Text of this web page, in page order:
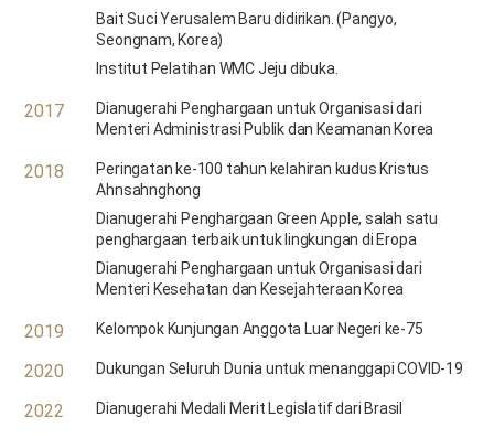
Bait Suci Yerusalem Baru didirikan. (Pangyo,
Seongnam, Korea)
Institut Pelatihan WMC Jeju dibuka.
2017
Dianugerahi Penghargaan untuk Organisasi dari
Menteri Administrasi Publik dan Keamanan Korea
2018
Peringatan ke-100 tahun kelahiran kudus Kristus
Ahnsahnghong
Dianugerahi Penghargaan Green Apple, salah satu
penghargaan terbaik untuk lingkungan di Eropa
Dianugerahi Penghargaan untuk Organisasi dari
Menteri Kesehatan dan Kesejahteraan Korea
2019 Kelompok Kunjungan Anggota Luar Negeri ke-75
2020 Dukungan Seluruh Dunia untuk menanggapi COVID-19
2022 Dianugerahi Medali Merit Legislatif dari Brasil